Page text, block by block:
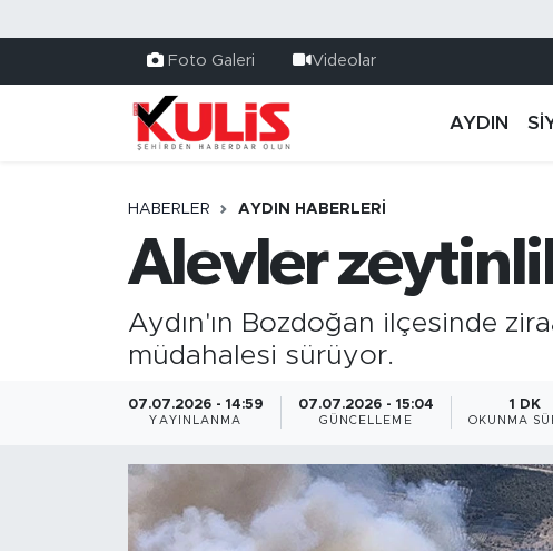
Foto Galeri Videolar
AYDIN
HABERLER AYDIN HABERLERI
Alevler
Aydın'ın Bozdoğan ilçesinde
müdahalesi sürüyor.
07.07.2026 - 14:59
YAYINLANMA
07.07.2026 - 15:04
GÜNCELLEME
1 DK
OKUNMA